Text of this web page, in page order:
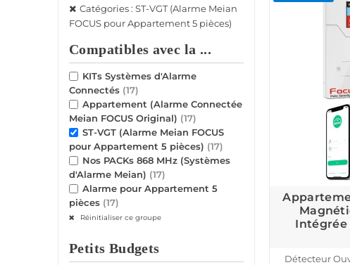
Catégories : ST-VGT (Alarme Meian
FOCUS pour Appartement 5 pièces)
Compatibles avec la ...
KITs Systèmes d'Alarme
Connectés (17)
Appartement (Alarme Connectée
Meian FOCUS Original) (17)
ST-VGT (Alarme Meian FOCUS
pour Appartement 5 pièces) (17)
Nos PACKs 868 MHz (Systèmes
d'Alarme Meian) (17)
Alarme pour Appartement 5
pièces (17)
Réinitialiser ce groupe
Petits Budgets
Intégrée
Détecteur